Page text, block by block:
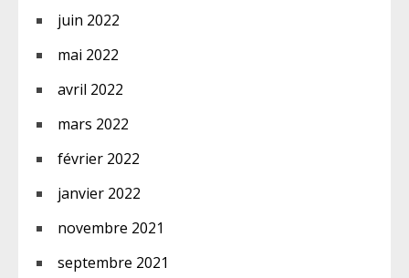
juin 2022
mai 2022
avril 2022
mars 2022
février 2022
janvier 2022
novembre 2021
septembre 2021